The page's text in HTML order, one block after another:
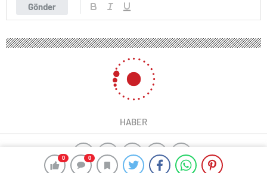
0 0
Gönder
HABER